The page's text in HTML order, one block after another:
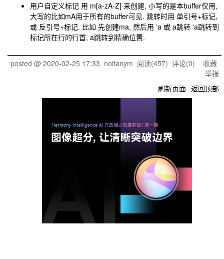
用户自定义标记 用 m[a-zA-Z] 来创建, 小写的是本buffer仅用,
大写的比如mA用于所有的buffer可见. 跳转时用 单引号+标记,
或 反引号+标记. 比如 先创建ma, 然后用 'a 或 a跳转 'a跳转到
标记所在行的行首, a跳转到精确位置.
posted @ 2020-02-25 17:33 noitanym 阅读(457) 评论(0) 收藏
举报
刷新页面 返回顶部